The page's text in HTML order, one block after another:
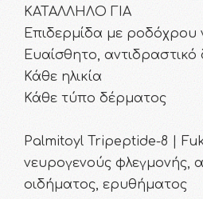
ΚΑΤΑΛΛΗΛΟ ΓΙΑ
Επιδερμίδα με ροδόχρου
Ευαίσθητο,
Κάθε ηλικία
Κάθε τύπο δέρματος
Palmitoyl Tripeptide-8 |
νευρογενούς φλεγμονής,
οιδήματος, ερυθήματος